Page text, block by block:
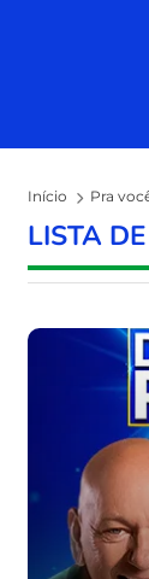
Início Pra
LISTA